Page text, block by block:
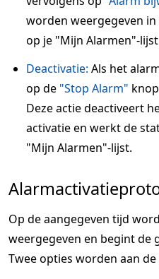
worden weergegeven
op je "Mijn Alarmen"-
Deactivatie: Als het
op de "Stop Alarm"
Deze actie deactiveert
activatie en werkt de
"Mijn Alarmen"-lijst.
Op de aangegeven tijd
weergegeven en begint de
Twee opties worden aan